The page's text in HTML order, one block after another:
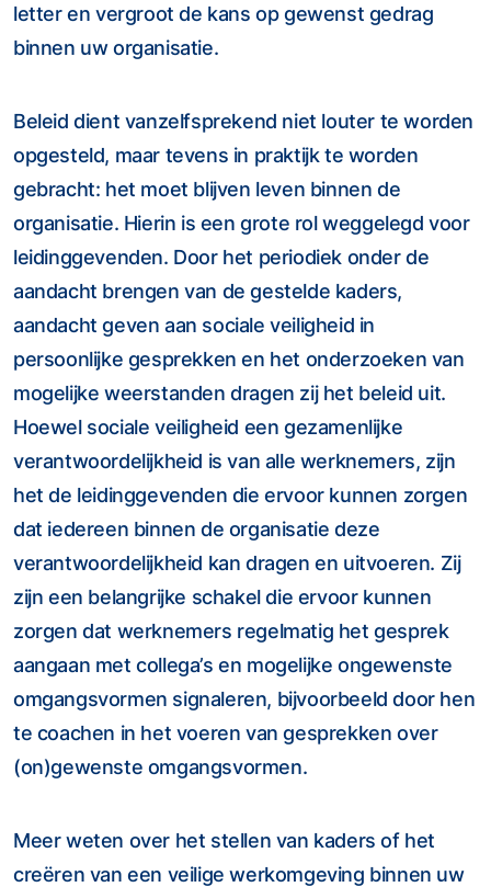
letter en vergroot de kans op gewenst gedrag
binnen uw organisatie.
Beleid dient vanzelfsprekend niet louter te worden
opgesteld, maar tevens in praktijk te worden
gebracht: het moet blijven leven binnen de
organisatie. Hierin is een grote rol weggelegd voor
leidinggevenden. Door het periodiek onder de
aandacht brengen van de gestelde kaders,
aandacht geven aan sociale veiligheid in
persoonlijke gesprekken en het onderzoeken van
mogelijke weerstanden dragen zij het beleid uit.
Hoewel sociale veiligheid een gezamenlijke
verantwoordelijkheid is van alle werknemers, zijn
het de leidinggevenden die ervoor kunnen zorgen
dat iedereen binnen de organisatie deze
verantwoordelijkheid kan dragen en uitvoeren. Zij
zijn een belangrijke schakel die ervoor kunnen
zorgen dat werknemers regelmatig het gesprek
aangaan met collega’s en mogelijke ongewenste
omgangsvormen signaleren, bijvoorbeeld door hen
te coachen in het voeren van gesprekken over
(on)gewenste omgangsvormen.
Meer weten over het stellen van kaders of het
creëren van een veilige werkomgeving binnen uw